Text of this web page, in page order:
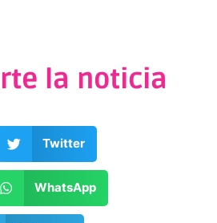
la noticia
Twitter
WhatsApp